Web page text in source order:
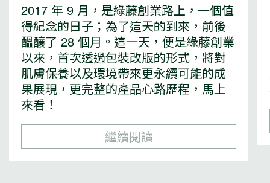
2017 年 9 月，是綠藤創業路上，一個值
得紀念的日子；為了這天的到來，前後
醞釀了 28 個月。這一天，便是綠藤創業
以來，首次透過包裝改版的形式，將對
肌膚保養以及環境帶來更永續可能的成
果展現，更完整的產品心路歷程，馬上
來看！
繼續閱讀